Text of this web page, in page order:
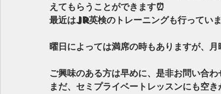
えてもらうことができます⏰
最近はJr英検のトレーニングも行ってい
曜日によっては満席の時もありますが、
ご興味のある方は早めに、是非お問い合わ
まだ、セミプライベートレッスンにも空